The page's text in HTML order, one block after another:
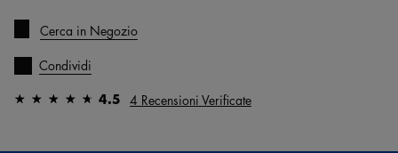
Cerca in Negozio
Condividi
4.5 4 Recensioni Verificate